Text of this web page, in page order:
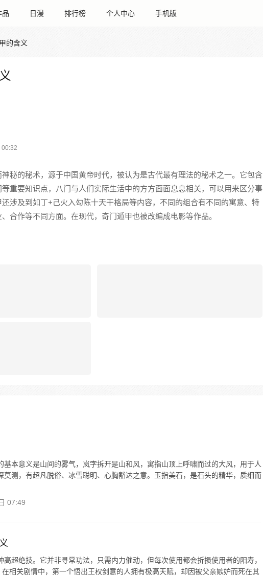
品 日漫 排行榜 个人中心 手机版
的含义
秘的秘术，源于中国黄帝时代，被认为是古代最有理法的秘术之一。它包含
重要知识点，八门与人们实际生活中的方方面面息息相关，可以用来区分事
涉及到如丁+己火入勾陈十天干格局等内容，不同的组合有不同的寓意、特
合作等不同方面。在现代，奇门遁甲也被改编成电影等作品。
基本意义是山间的雾气，岚字拆开是山和风，寓指山顶上呼啸而过的大风，用于人
莫测，有超凡脱俗、冰雪聪明、心胸豁达之意。玉指美石，是石头的精华，质细而
07:49
高超绝技。它并非寻常功法，只需内力催动，但每次使用都会折损使用者的阳寿，
在相关剧情中，第一个悟出王权剑意的人拥有极高天赋，却因被父亲嫉妒而死在其